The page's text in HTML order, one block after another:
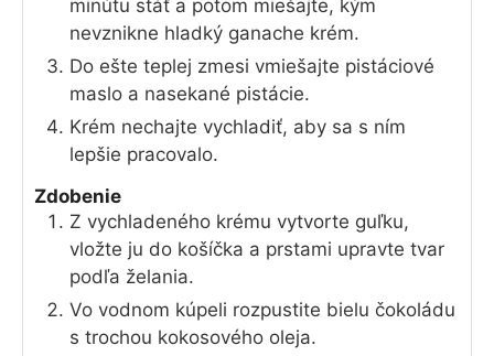
minútu stáť a potom miešajte, kým
nevznikne hladký ganache krém.
Do ešte teplej zmesi vmiešajte pistáciové
maslo a nasekané pistácie.
Krém nechajte vychladiť, aby sa s ním
lepšie pracovalo.
Zdobenie
Z vychladeného krému vytvorte guľku,
vložte ju do košíčka a prstami upravte tvar
podľa želania.
Vo vodnom kúpeli rozpustite bielu čokoládu
s trochou kokosového oleja.